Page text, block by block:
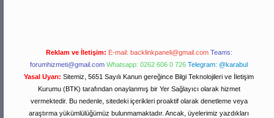
Reklam ve İletişim: E-mail: backlinkpaneli@gmail.com Teams:
forumhizmeti@gmail.com Whatsapp: 0262 606 0 726 Telegram: @karabul
Yasal Uyarı: Sitemiz, 5651 Sayılı Kanun gereğince Bilgi Teknolojileri ve İletişim
Kurumu (BTK) tarafından onaylanmış bir Yer Sağlayıcı olarak hizmet
vermektedir. Bu nedenle, sitedeki içerikleri proaktif olarak denetleme veya
araştırma yükümlülüğümüz bulunmamaktadır. Ancak, üyelerimiz yazdıkları